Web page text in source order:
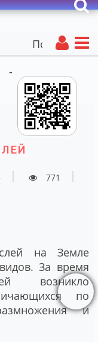
Портал
-
771
на Земле
За время
возникло
по
и